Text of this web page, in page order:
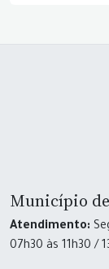
Município
Atendimento:
07h30 às 11h30 /